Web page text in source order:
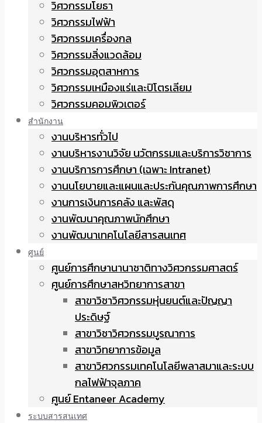
วิศวกรรมโยธา
วิศวกรรมไฟฟ้า
วิศวกรรมเครื่องกล
วิศวกรรมสิ่งแวดล้อม
วิศวกรรมอุตสาหการ
วิศวกรรมเหมืองแร่และปิโตรเลียม
วิศวกรรมคอมพิวเตอร์
สำนักงาน
งานบริหารทั่วไป
งานบริหารงานวิจัย นวัตกรรมและบริการวิชาการ
งานบริการการศึกษา (เฉพาะ Intranet)
งานนโยบายและแผนและประกันคุณภาพการศึกษา
งานการเงินการคลัง และพัสดุ
งานพัฒนาคุณภาพนักศึกษา
งานพัฒนาเทคโนโลยีสารสนเทศ
ศูนย์
ศูนย์การศึกษานานาชาติทางวิศวกรรมศาสตร์
ศูนย์การศึกษาสหวิทยาการสาขา
สาขาวิชาวิศวกรรมหุ่นยนต์และปัญญา
ประดิษฐ์
สาขาวิชาวิศวกรรมบูรณาการ
สาขาวิทยาการข้อมูล
สาขาวิศวกรรมเทคโนโลยีพลาสมาและระบบ
กลไฟฟ้าจุลภาค
ศูนย์ Entaneer Academy
ระบบสารสนเทศ